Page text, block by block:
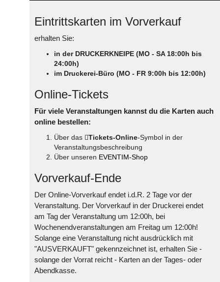
Eintrittskarten im Vorverkauf
erhalten Sie:
in der DRUCKERKNEIPE (MO - SA 18:00h bis
24:00h)
im Druckerei-Büro (MO - FR 9:00h bis 12:00h)
Online-Tickets
Für viele Veranstaltungen kannst du die Karten auch
online bestellen:
Über das Tickets-Online-Symbol in der
Veranstaltungsbeschreibung
Über unseren EVENTIM-Shop
Vorverkauf-Ende
Der Online-Vorverkauf endet i.d.R. 2 Tage vor der
Veranstaltung. Der Vorverkauf in der Druckerei endet
am Tag der Veranstaltung um 12:00h, bei
Wochenendveranstaltungen am Freitag um 12:00h!
Solange eine Veranstaltung nicht ausdrücklich mit
"AUSVERKAUFT" gekennzeichnet ist, erhalten Sie -
solange der Vorrat reicht - Karten an der Tages- oder
Abendkasse.